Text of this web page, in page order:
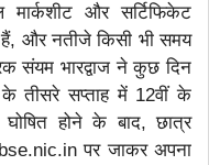
और सर्टिफिकेट
हैं, और नतीजे किसी भी समय
संयम भारद्वाज ने कुछ दिन
तीसरे सप्ताह में 12वीं के
होने के बाद, छात्र
पर जाकर अपना